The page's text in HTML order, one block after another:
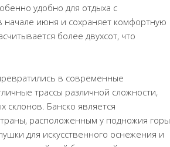
удобно для отдыха с
начале июня и сохраняет комфортную
более двухсот, что
в современные
трассы различной сложности,
Банско является
расположенным у подножия горы
для искусственного оснежения и